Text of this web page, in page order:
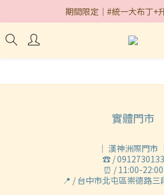
期間限定｜#統一大布丁+
期間限定｜#統一大布丁+
快閃據點｜台中遠百 7/
期間限定｜#統一大布丁+
實體門市
｜ 漢神洲際門市 ｜
☎ / 0912730133
⏰ / 11:00-22:00
📍 / 台中市北屯區崇德路三